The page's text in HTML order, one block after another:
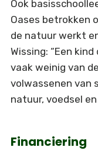
Ook
Oases betrokken
de natuur werkt
Wissing: “Een
vaak weinig van
volwassenen van
natuur, voedsel en
Financiering